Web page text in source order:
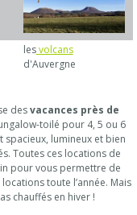
lesvolcans
d'Auvergne
desvacances près de
toilé pour 4, 5 ou 6
spacieux, lumineux et bien
Toutes ces locations de
pour vous permettre de
toute l’année. Mais
chauffés en hiver !